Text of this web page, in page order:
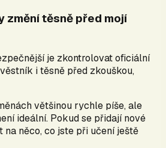
změní těsně před mojí
je zkontrolovat oficiální
i těsně před zkouškou,
většinou rychle píše, ale
ideální. Pokud se přidají nové
na něco, co jste při učení ještě